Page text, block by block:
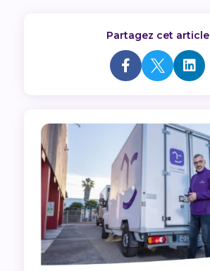
Partagez cet article
  